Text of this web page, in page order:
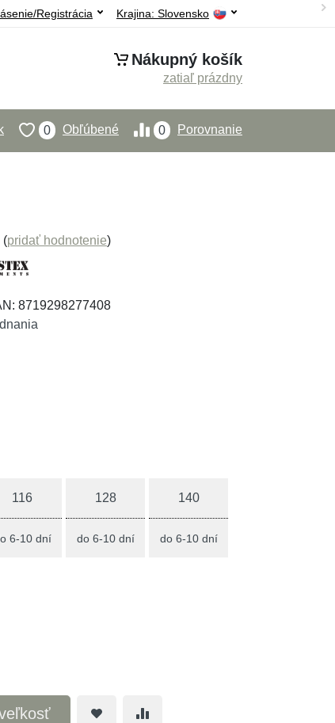
Krajina: Slovensko
Registrácia
Nákupný košík
zatiaľ prázdny
0 Porovnanie
0 Obľúbené
(pridať hodnotenie)
8719298277408
116
6-10 dní
128
do 6-10 dní
140
do 6-10 dní